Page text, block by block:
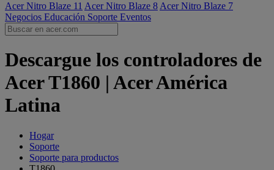
Acer Nitro Blaze 11 Acer Nitro Blaze 8 Acer Nitro Blaze 7
Negocios Educación Soporte Eventos
Descargue los controladores de
Acer T1860 | Acer América
Latina
Hogar
Soporte
Soporte para productos